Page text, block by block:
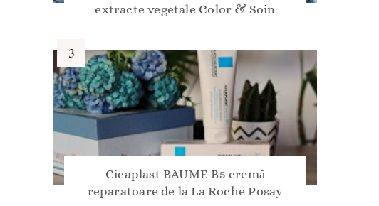
extracte vegetale Color & Soin
Cicaplast BAUME B5 cremă
reparatoare de la La Roche Posay